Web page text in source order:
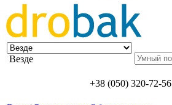
Везде
+38 (050) 320-72-56